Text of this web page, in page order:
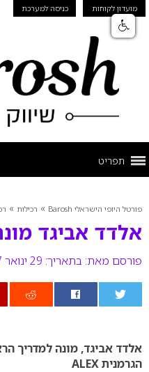
מועדון לקוחות כניסה למערכת
תפריט
פורטל היופי הישראלי Barosh » רכילות »
אלדד אביגד
פורסם מאת: בתאריך: 29 ינואר 2017
אלדד אביגד, מונה למדריך
הגרמנית ALEX